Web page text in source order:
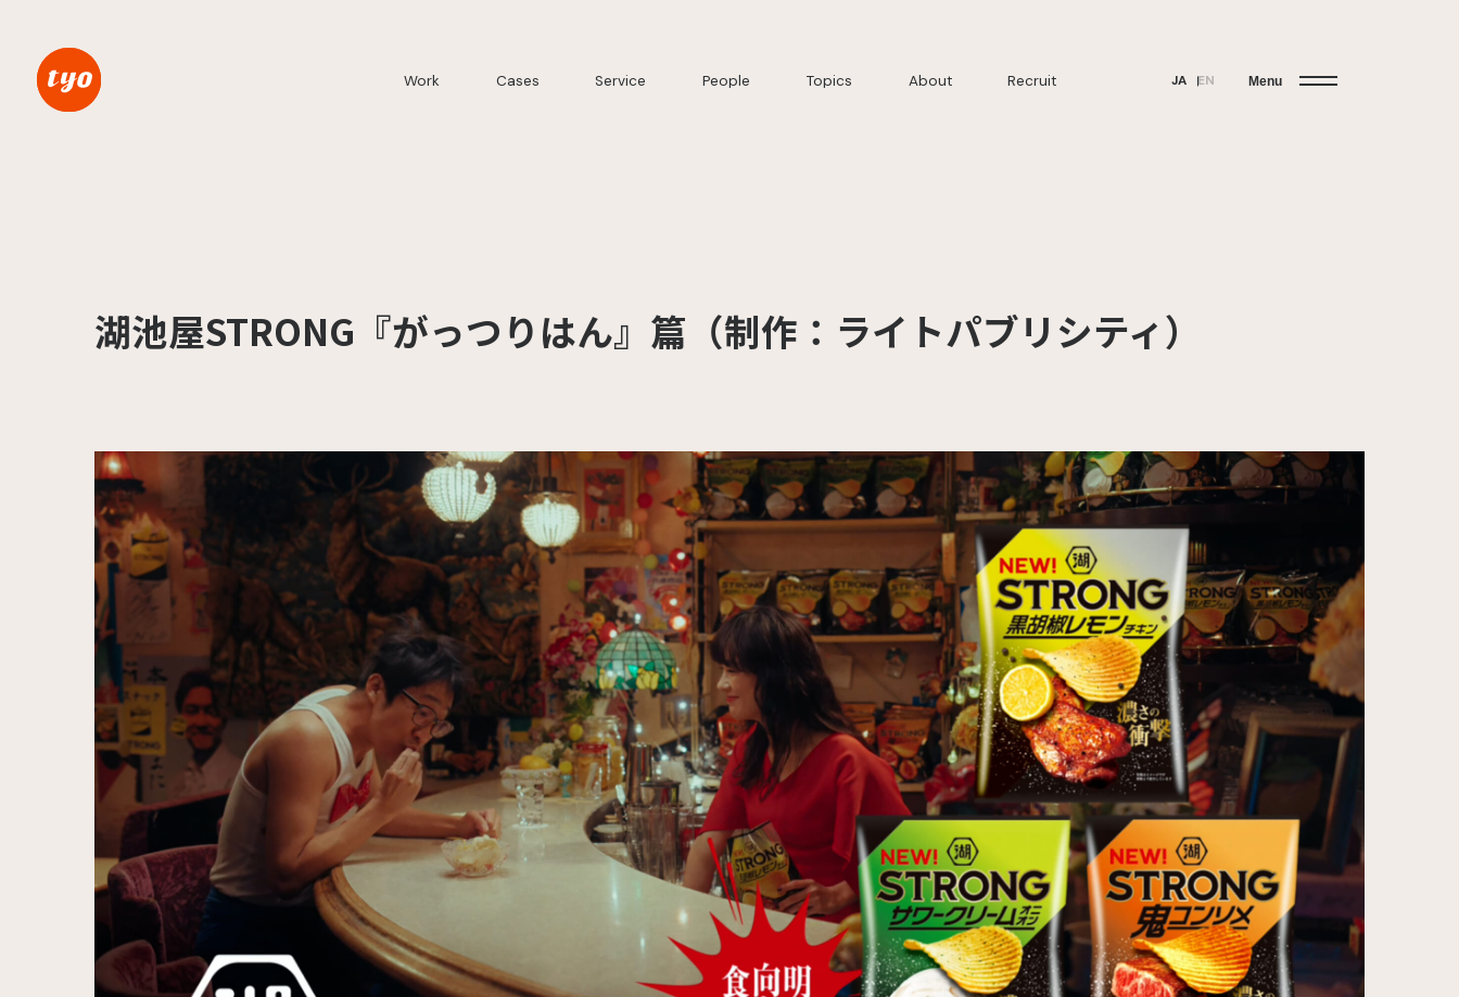
Work Cases Service People Topics About Recruit JA EN Menu
湖池屋STRONG『がっつりはん』篇（制作：ライトパブリシティ）